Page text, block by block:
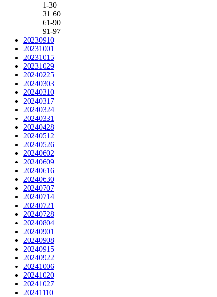
1-30
31-60
61-90
91-97
20230910
20231001
20231015
20231029
20240225
20240303
20240310
20240317
20240324
20240331
20240428
20240512
20240526
20240602
20240609
20240616
20240630
20240707
20240714
20240721
20240728
20240804
20240901
20240908
20240915
20240922
20241006
20241020
20241027
20241110